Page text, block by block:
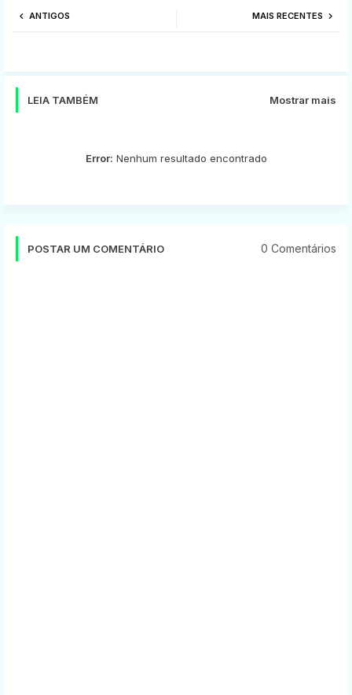
MAIS RECENTES
ANTIGOS
LEIA TAMBÉM Mostrar mais
Error: Nenhum resultado encontrado
POSTAR UM COMENTÁRIO 0 Comentários